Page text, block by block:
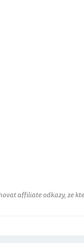
affiliate odkazy, ze